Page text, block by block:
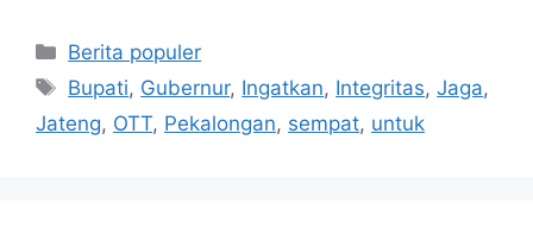
Kategori
Berita populer
Tag
Bupati, Gubernur, Ingatkan, Integritas,Jaga,
Jateng, OTT, Pekalongan, sempat, untuk